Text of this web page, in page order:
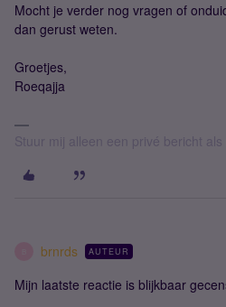
Mocht je verder nog vragen of
dan gerust weten.
Groetjes,
Roeqajja
Stuur mij alleen een privé bericht
brnrds AUTEUR
Mijn laatste reactie is blijkbaar